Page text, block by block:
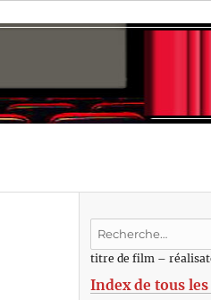
Recherche
:titre de film –
Index de tous